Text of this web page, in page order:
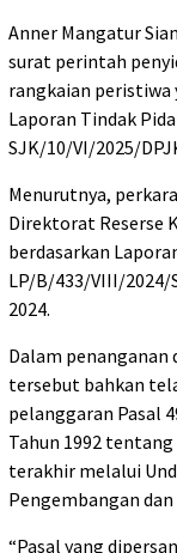
Anner Mangatur
surat perintah
rangkaian peristiwa
Laporan Tindak
SJK/10/VI/2025/
Menurutnya,
Direktorat Reserse
berdasarkan
LP/B/433/VIII/
2024.
Dalam
tersebut bahkan
pelanggaran Pasal
Tahun 1992
terakhir melalui
Pengembangan
“Pasal yang